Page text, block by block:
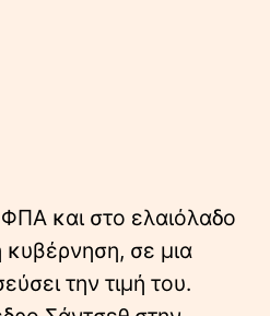
και στο ελαιόλαδο
σε μια
την τιμή του.